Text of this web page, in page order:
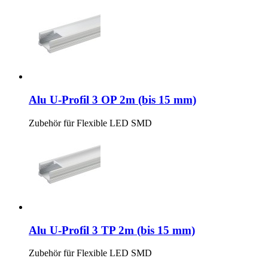
Alu U-Profil 3 OP 2m (bis 15 mm)
Zubehör für Flexible LED SMD
Alu U-Profil 3 TP 2m (bis 15 mm)
Zubehör für Flexible LED SMD